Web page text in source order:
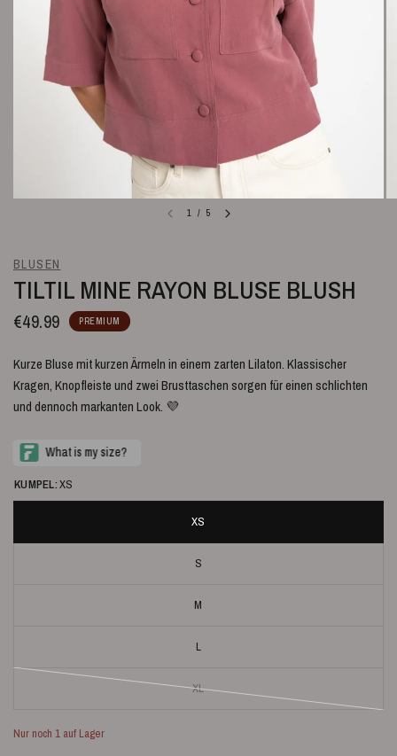
1 / 5
BLUSEN
TILTIL MINE RAYON BLUSE BLUSH
€49.99 PREMIUM
Kurze Bluse mit kurzen Ärmeln in einem zarten Lilaton. Klassischer
Kragen, Knopfleiste und zwei Brusttaschen sorgen für einen schlichten
und dennoch markanten Look. 💜
KUMPEL:XS
XS
S
M
L
XL
Nur noch 1 auf Lager